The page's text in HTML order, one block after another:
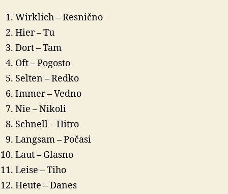
Wirklich – Resnično
Hier – Tu
Dort – Tam
Oft – Pogosto
Selten – Redko
Immer – Vedno
Nie – Nikoli
Schnell – Hitro
Langsam – Počasi
Laut – Glasno
Leise – Tiho
Heute – Danes